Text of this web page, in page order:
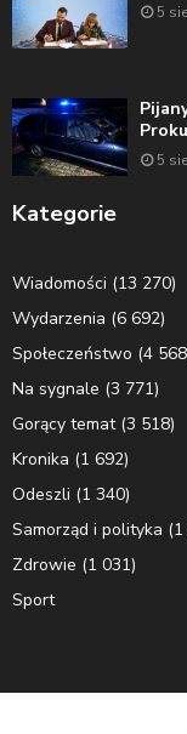
5
5
Kategorie
Wiadomości (13 270)
Wydarzenia (6 692)
Społeczeństwo (4
Na sygnale (3 771)
Gorący temat(3 518)
Kronika (1 692)
Odeszli (1 340)
Samorząd i polityka
Zdrowie (1 031)
Sport